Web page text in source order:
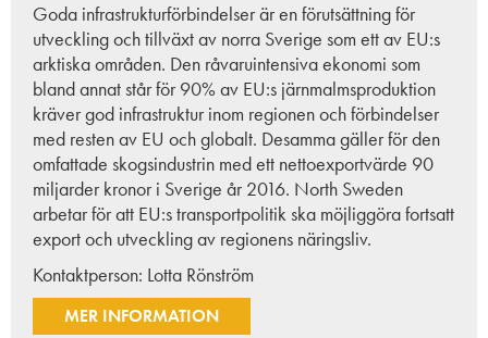
Goda infrastrukturförbindelser är en förutsättning för
utveckling och tillväxt av norra Sverige som ett av EU:s
arktiska områden. Den råvaruintensiva ekonomi som
bland annat står för 90% av EU:s järnmalmsproduktion
kräver god infrastruktur inom regionen och förbindelser
med resten av EU och globalt. Desamma gäller för den
omfattade skogsindustrin med ett nettoexportvärde 90
miljarder kronor i Sverige år 2016. North Sweden
arbetar för att EU:s transportpolitik ska möjliggöra fortsatt
export och utveckling av regionens näringsliv.
Kontaktperson: Lotta Rönström
MER INFORMATION